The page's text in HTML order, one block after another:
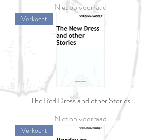
Niet op voorraad
Verkocht
The Red Dress and other Stories
Niet op voorraad
Verkocht